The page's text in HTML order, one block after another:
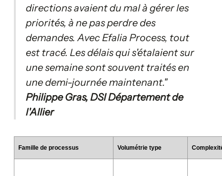
directions avaient du mal à gérer les
priorités, à ne pas perdre des
demandes. Avec Efalia Process, tout
est tracé. Les délais qui s'étalaient sur
une semaine sont souvent traités en
une demi-journée maintenant."
Philippe Gras, DSI Département de
l'Allier
Famille de processus Volumétrie type